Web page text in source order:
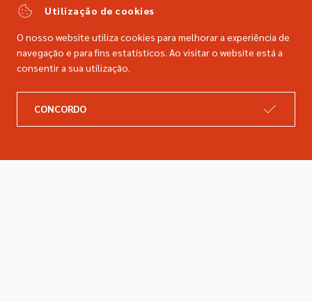
comercial@dimacer.com
Catálogo
Utilização de cookies
O nosso website utiliza cookies para melhorar a experiência de
navegação e para fins estatísticos. Ao visitar o website está a
consentir a sua utilização.
CONCORDO